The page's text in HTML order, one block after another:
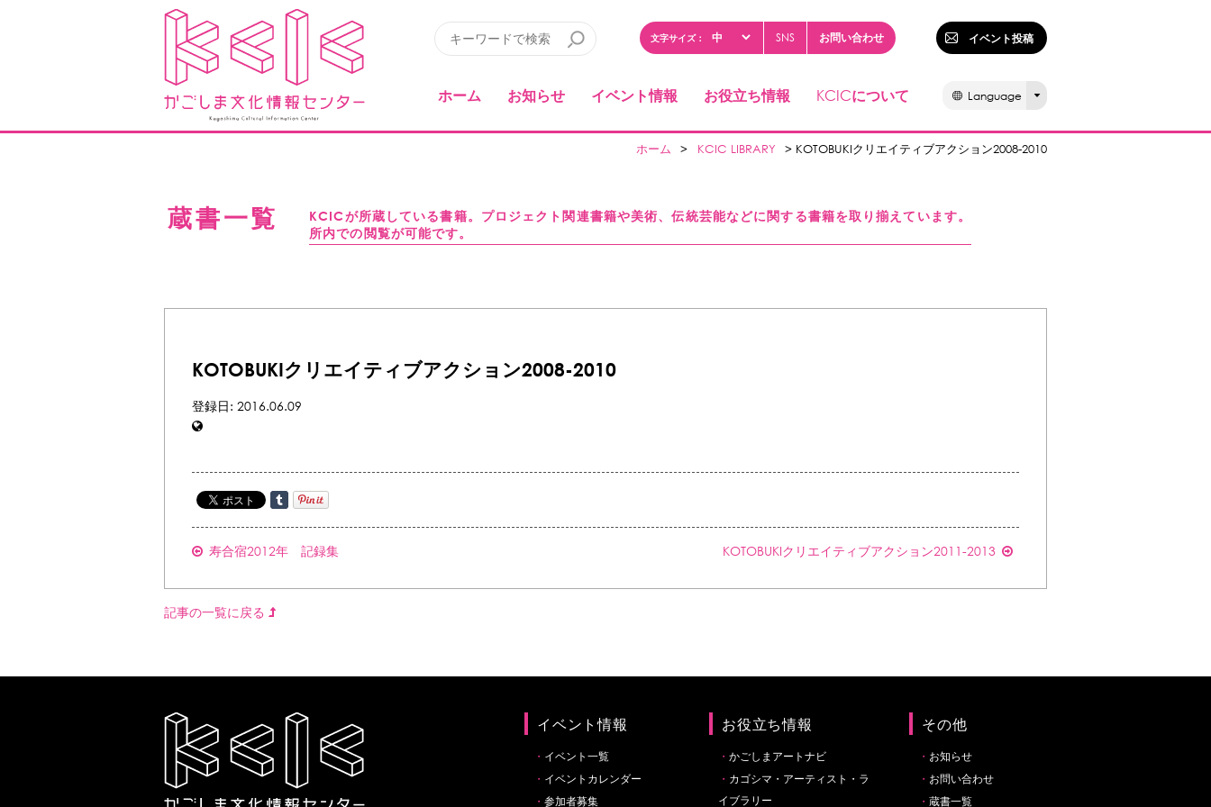
文字サイズ： SNS お問い合わせ イベント投稿
ホーム お知らせ イベント情報 お役立ち情報 KCICについて Language
ホーム > KCIC LIBRARY > KOTOBUKIクリエイティブアクション2008-2010
蔵書一覧
KCICが所蔵している書籍。プロジェクト関連書籍や美術、伝統芸能などに関する書籍を取り揃えています。
所内での閲覧が可能です。
KOTOBUKIクリエイティブアクション2008-2010
登録日: 2016.06.09
寿合宿2012年 記録集 KOTOBUKIクリエイティブアクション2011-2013
記事の一覧に戻る
イベント情報
イベント一覧
イベントカレンダー
参加者募集
お役立ち情報
かごしまアートナビ
カゴシマ・アーティスト・ラ
イブラリー
その他
お知らせ
お問い合わせ
蔵書一覧